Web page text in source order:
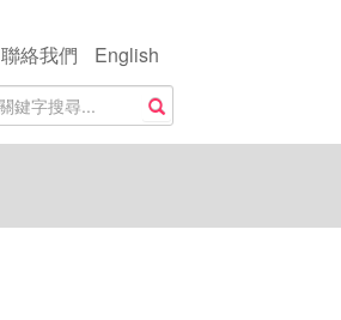
聯絡我們
English
搜尋